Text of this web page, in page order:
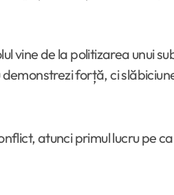
vine de la politizarea unui
forță, ci
atunci primul lucru pe